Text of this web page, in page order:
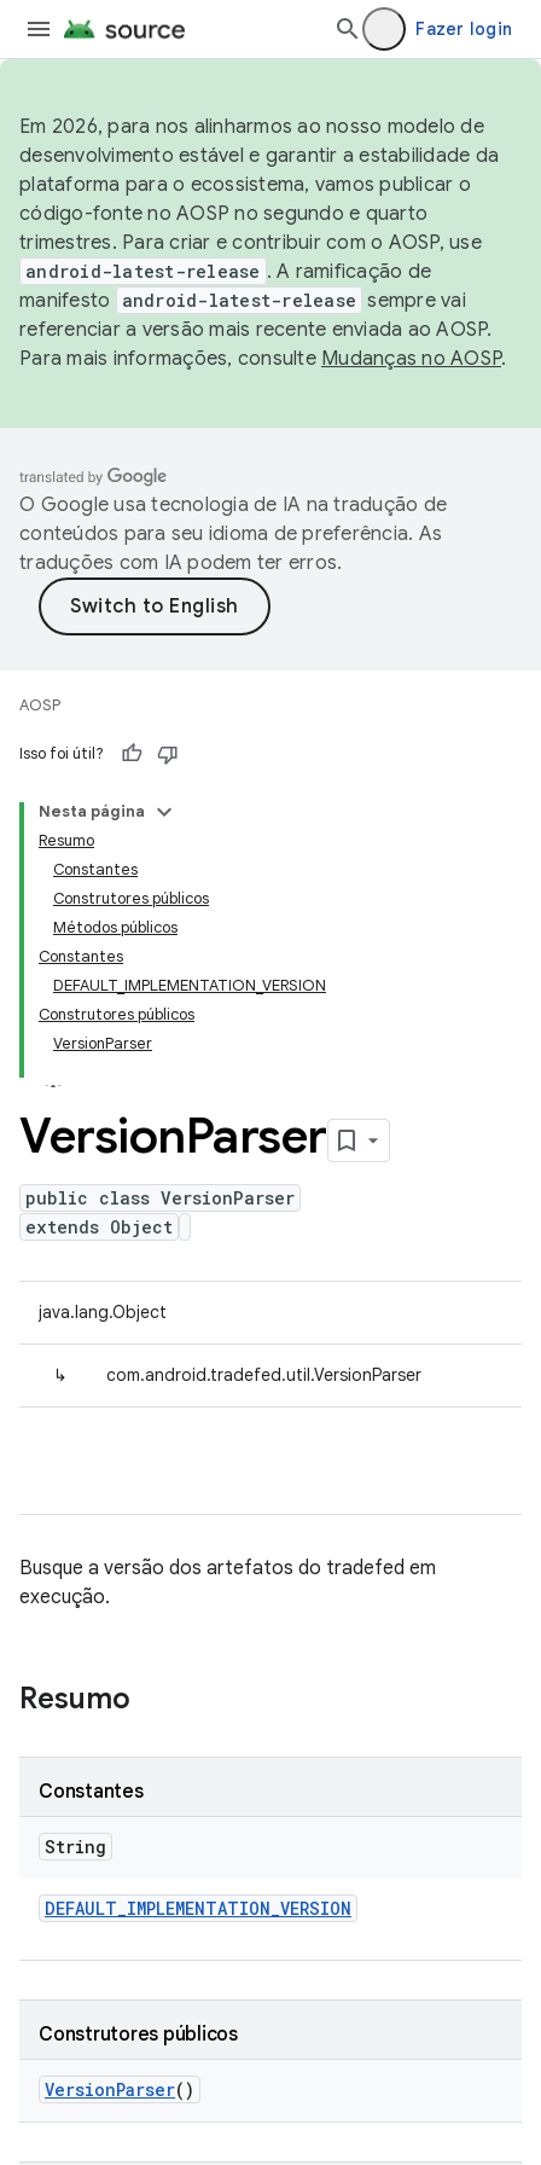
Fazer login
Em 2026, para nos alinharmos ao nosso modelo de
desenvolvimento estável e garantir a estabilidade da
plataforma para o ecossistema, vamos publicar o
código-fonte no AOSP no segundo e quarto
trimestres. Para criar e contribuir com o AOSP, use
android-latest-release . A ramificação de
manifesto
android-latest-release sempre vai
referenciar a versão mais recente enviada ao AOSP.
Para mais informações, consulte Mudanças no AOSP.
O Google usa tecnologia de IA na tradução de
conteúdos para seu idioma de preferência. As
traduções com IA podem ter erros.
AOSP
Isso foi útil?
Nesta página
Resumo
Constantes
Construtores públicos
Métodos públicos
Constantes
DEFAULT_IMPLEMENTATION_VERSION
Construtores públicos
VersionParser
VersionParser
public class VersionParser
extends Object
java.lang.Object
↳ com.android.tradefed.util.VersionParser
Busque a versão dos artefatos do tradefed em
execução.
Resumo
Constantes
String
DEFAULT_IMPLEMENTATION_VERSION
Construtores públicos
VersionParser()